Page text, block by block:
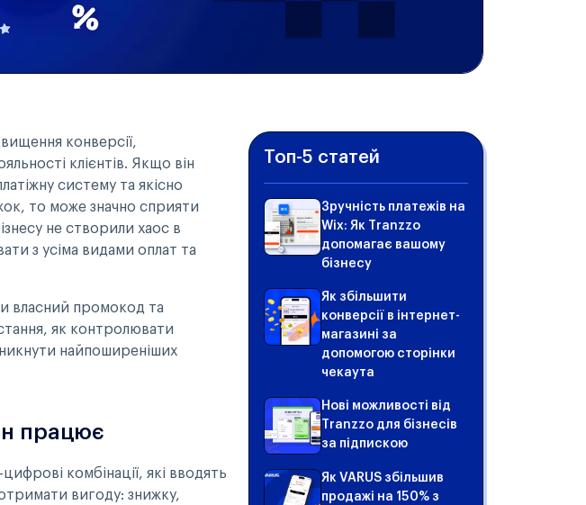
конверсії,
клієнтів. Якщо він
систему та якісно
то може значно сприяти
не створили хаос в
з усіма видами оплат та
власний промокод та
як контролювати
найпоширеніших
працює
комбінації, які вводять
вигоду: знижку,
Топ-5 статей
Зручність платежів на
Wix: Як Tranzzo
допомагає вашому
бізнесу
Як збільшити
конверсії в інтернет-
магазині за
допомогою сторінки
чекаута
Нові можливості від
Tranzzo для бізнесів
за підпискою
Як VARUS збільшив
продажі на 150% з